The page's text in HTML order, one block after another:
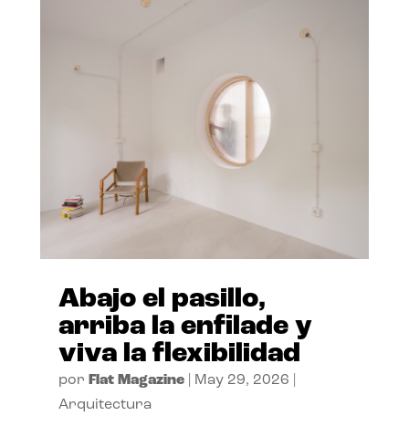
Abajo el pasillo,
arriba la enfilade y
viva la flexibilidad
por Flat Magazine| May 29, 2026
Arquitectura